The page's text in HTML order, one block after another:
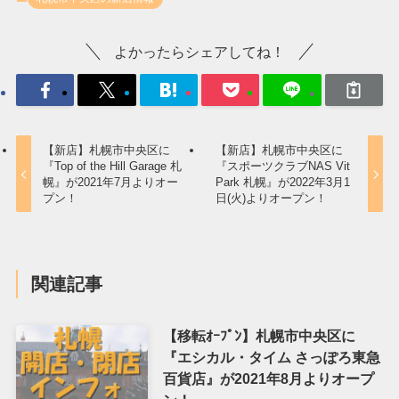
よかったらシェアしてね！
【新店】札幌市中央区に
『Top of the Hill Garage 札
幌』が2021年7月よりオー
プン！
【新店】札幌市中央区に
『スポーツクラブNAS Vit
Park 札幌』が2022年3月1
日(火)よりオープン！
関連記事
【移転ｵｰﾌﾟﾝ】札幌市中央区に
『エシカル・タイム さっぽろ東急
百貨店』が2021年8月よりオープ